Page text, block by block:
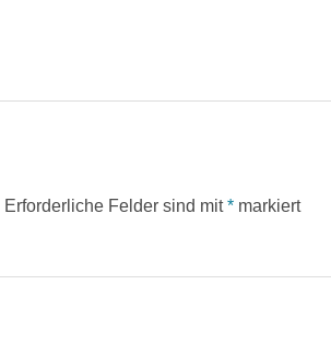
Erforderliche Felder sind mit* markiert